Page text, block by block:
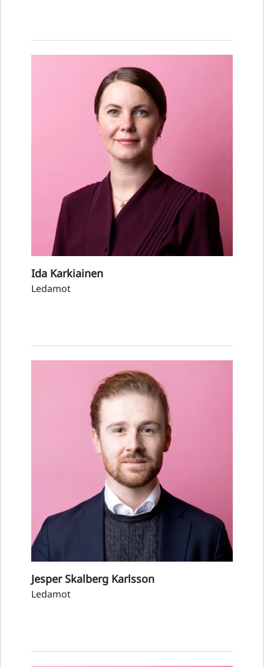
Ida Karkiainen
Ledamot
Jesper Skalberg Karlsson
Ledamot